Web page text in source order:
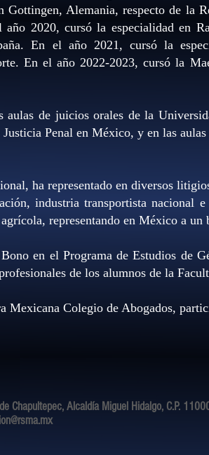
Gottingen, Alemania, respecto de la
año 2020, cursó la especialidad en
En el año 2021, cursó la
En el año 2022-2023, cursó la
aulas de juicios orales de la
Penal en México, y en las
ha representado en diversos
industria transportista nacional
representando en México a un
en el Programa de Estudios de
de los alumnos de la
Mexicana Colegio de Abogados,
Chapultepec, Alcaldía Miguel Hidalgo, C.P.